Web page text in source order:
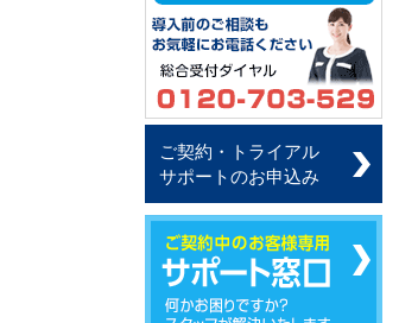
ご契約・トライアル
サポートのお申込み